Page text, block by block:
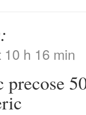
h 16 min
precose